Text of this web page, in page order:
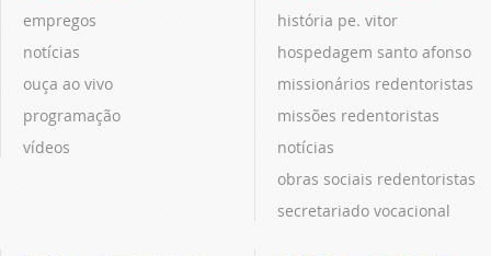
empregos
notícias
ouça ao vivo
programação
vídeos
história pe. vitor
hospedagem santo afonso
missionários redentoristas
missões redentoristas
notícias
obras sociais redentoristas
secretariado vocacional